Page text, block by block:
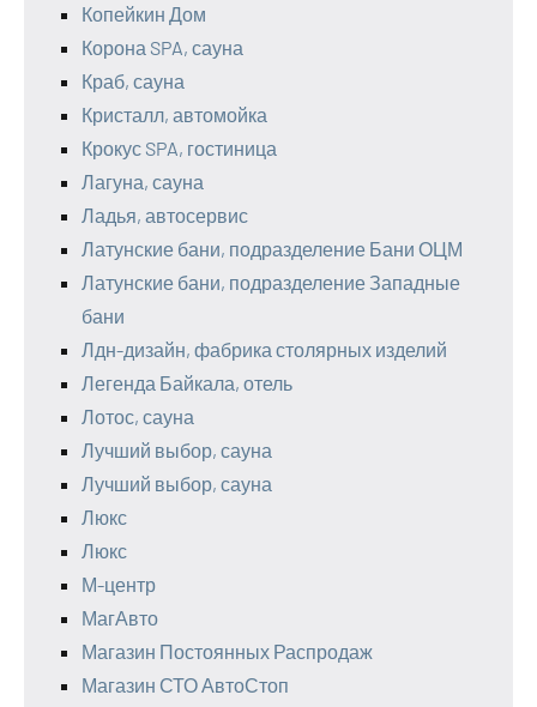
Копейкин Дом
Корона SPA, сауна
Краб, сауна
Кристалл, автомойка
Крокус SPA, гостиница
Лагуна, сауна
Ладья, автосервис
Латунские бани, подразделение Бани ОЦМ
Латунские бани, подразделение Западные
бани
Лдн-дизайн, фабрика столярных изделий
Легенда Байкала, отель
Лотос, сауна
Лучший выбор, сауна
Лучший выбор, сауна
Люкс
Люкс
М-центр
МагАвто
Магазин Постоянных Распродаж
Магазин СТО АвтоСтоп